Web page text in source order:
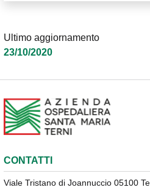
Ultimo aggiornamento
23/10/2020
CONTATTI
Viale Tristano di Joannuccio 05100